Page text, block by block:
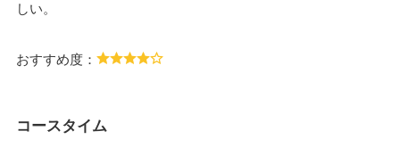
しい。
おすすめ度：
コースタイム